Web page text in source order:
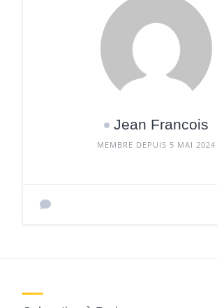
Jean Francois
MEMBRE DEPUIS 5 MAI 2024